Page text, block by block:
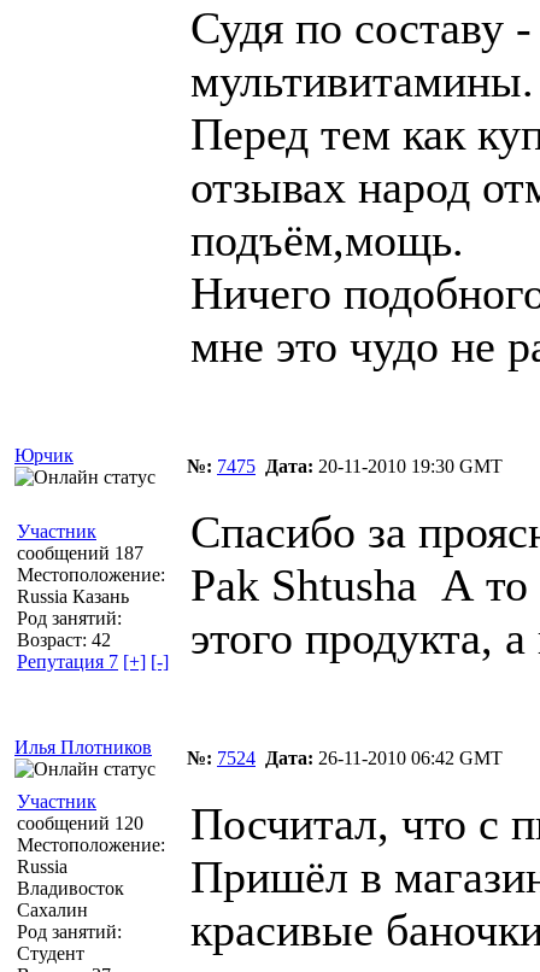
Судя по составу
мультивитамины.
Перед тем как
отзывах народ
подъём,мощь.
Ничего
мне это чудо не
Юрчик
№: 7475 Дата: 20-11-2010 19:30 GMT
Участник
сообщений 187
Местоположение:
Russia Казань
Род занятий:
Возраст: 42
Репутация 7 [+] [-]
Спасибо за
Pak Shtusha А то
этого продукта,
Илья Плотников
№: 7524 Дата: 26-11-2010 06:42 GMT
Участник
сообщений 120
Местоположение:
Russia
Владивосток
Сахалин
Род занятий:
Студент
Посчитал, что с
Пришёл в
красивые